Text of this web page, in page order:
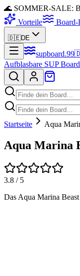
🌊 SOMMER-SALE:
Vorteile
Board-
🇩🇪DE
supboard.99
Aufblasbare SUP
Startseite Aqua
Aqua Marina
3.8 / 5
Das Aqua Marina